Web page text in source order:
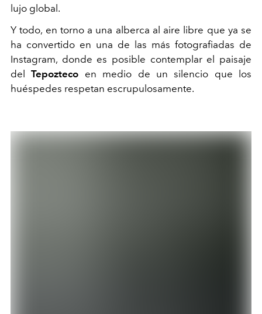
lujo global.
Y todo, en torno a una alberca al aire libre que ya se
ha convertido en una de las más fotografiadas de
Instagram, donde es posible contemplar el paisaje
delTepozteco en medio de un silencio que los
huéspedes respetan escrupulosamente.